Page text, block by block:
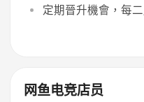
定期晉升機會，每
网鱼电竞店员